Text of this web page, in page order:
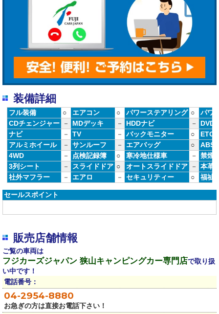
装備詳細
フル装備 ○ エアコン ○ パワーステアリング ○
パワ
CDチェンジャー
－ MDデッキ － HDDナビ －
DVD
ナビ
－ TV － バックモニター ○
ETC
アルミホイール
－ サンルーフ － エアバッグ ○
ABS
4WD
－ 点検記録簿 ○ 寒冷地仕様車 －
禁煙
3列シート
－ スライドドア ○ オートスライドドア －
本革
社外マフラー
－ エアロ － セキュリティー ○ 福祉
セールスポイント
販売店舗情報
ご覧の車両は
フジカーズジャパン 狭山キャンピングカー専門店で取り扱
い中です！
電話番号：
04-2954-8880
お急ぎの方は直接お電話下さい！